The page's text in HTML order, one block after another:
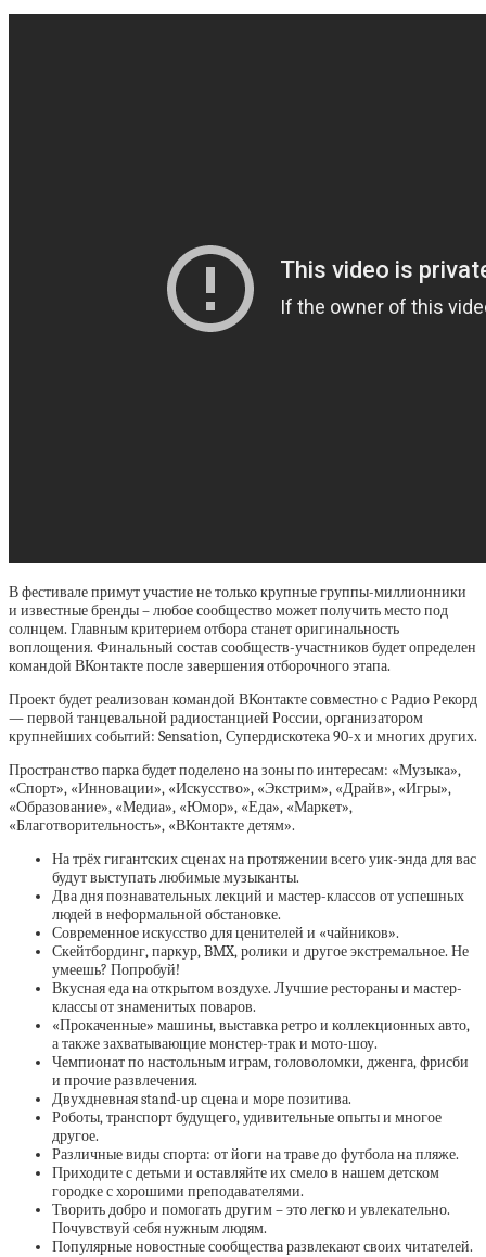
В фестивале примут участие не только крупные группы-миллионники
и известные бренды – любое сообщество может получить место под
солнцем. Главным критерием отбора станет оригинальность
воплощения. Финальный состав сообществ-участников будет определен
командой ВКонтакте после завершения отборочного этапа.
Проект будет реализован командой ВКонтакте совместно с Радио Рекорд
— первой танцевальной радиостанцией России, организатором
крупнейших событий: Sensation, Супердискотека 90-х и многих других.
Пространство парка будет поделено на зоны по интересам: «Музыка»,
«Спорт», «Инновации», «Искусство», «Экстрим», «Драйв», «Игры»,
«Образование», «Медиа», «Юмор», «Еда», «Маркет»,
«Благотворительность», «ВКонтакте детям».
На трёх гигантских сценах на протяжении всего уик-энда для вас
будут выступать любимые музыканты.
Два дня познавательных лекций и мастер-классов от успешных
людей в неформальной обстановке.
Современное искусство для ценителей и «чайников».
Скейтбординг, паркур, BMX, ролики и другое экстремальное. Не
умеешь? Попробуй!
Вкусная еда на открытом воздухе. Лучшие рестораны и мастер-
классы от знаменитых поваров.
«Прокаченные» машины, выставка ретро и коллекционных авто,
а также захватывающие монстер-трак и мото-шоу.
Чемпионат по настольным играм, головоломки, дженга, фрисби
и прочие развлечения.
Двухдневная stand-up сцена и море позитива.
Роботы, транспорт будущего, удивительные опыты и многое
другое.
Различные виды спорта: от йоги на траве до футбола на пляже.
Приходите с детьми и оставляйте их смело в нашем детском
городке с хорошими преподавателями.
Творить добро и помогать другим – это легко и увлекательно.
Почувствуй себя нужным людям.
Популярные новостные сообщества развлекают своих читателей.